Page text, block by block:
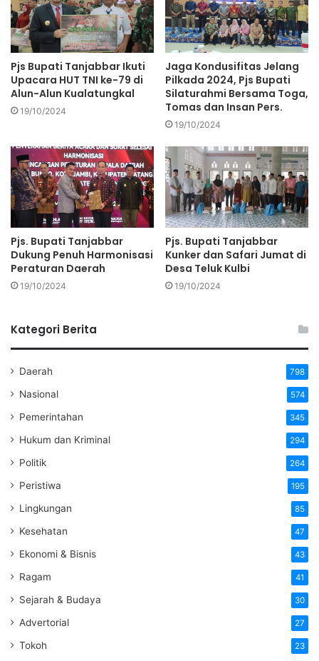
Pjs Bupati Tanjabbar Ikuti
Upacara HUT TNI ke-79 di
Alun-Alun Kualatungkal
19/10/2024
Jaga Kondusifitas Jelang
Pilkada 2024, Pjs Bupati
Silaturahmi Bersama Toga,
Tomas dan Insan Pers.
19/10/2024
Pjs. Bupati Tanjabbar
Dukung Penuh Harmonisasi
Peraturan Daerah
19/10/2024
Pjs. Bupati Tanjabbar
Kunker dan Safari Jumat di
Desa Teluk Kulbi
19/10/2024
Kategori Berita
Daerah 798
Nasional 574
Pemerintahan 345
Hukum dan Kriminal 294
Politik 264
Peristiwa 195
Lingkungan 85
Kesehatan 47
Ekonomi & Bisnis 43
Ragam 41
Sejarah & Budaya 30
Advertorial 27
Tokoh 23